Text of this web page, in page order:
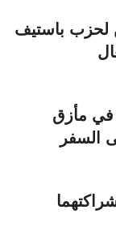
لحزب باستيف
في مأزق
السفر